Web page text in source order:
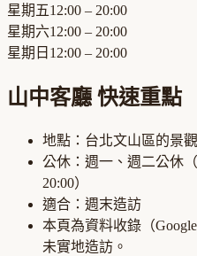
星期五12:00 – 20:00
星期六12:00 – 20:00
星期日 12:00 – 20:00
山中客廳 快速重點
地點： 台北文山區的景
公休： 週一、週二公休
20:00）
適合： 週末造訪
本頁為資料收錄（
未實地造訪。